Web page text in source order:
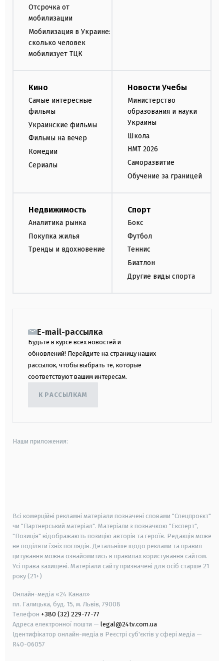
Отсрочка от
мобилизации
Мобилизация в Украине:
сколько человек
мобилизует ТЦК
Кино
Самые интересные
фильмы
Украинские фильмы
Фильмы на вечер
Комедии
Сериалы
Новости Учебы
Министерство
образования и науки
Украины
Школа
НМТ 2026
Саморазвитие
Обучение за границей
Недвижимость
Аналитика рынка
Покупка жилья
Тренды и вдохновение
Спорт
Бокс
Футбол
Теннис
Биатлон
Другие виды спорта
E-mail-рассылка
Будьте в курсе всех новостей и
обновлений! Перейдите на страницу наших
рассылок, чтобы выбрать те, которые
соответствуют вашим интересам.
К РАССЫЛКАМ
Наши приложения:
Всі комерційні рекламні матеріали позначені словами "Спецпроєкт"
чи "Партнерський матеріал". Матеріали з позначкою "Експерт",
"Позиція" відображають позицію авторів та героїв. Редакція може
не поділяти їхніх поглядів. Детальніше щодо реклами та правил
цитування можна ознайомитись в правилах користування сайтом.
Усі права захищені. Матеріали сайту призначені для осіб старше 21
року (21+)
Онлайн-медіа «24 Канал»
пл. Галицька, буд. 15, м. Львів, 79008
Телефон +380 (32) 229-77-77
Адреса електронної пошти — legal@24tv.com.ua
Ідентифікатор онлайн-медіа в Реєстрі суб'єктів у сфері медіа —
R40-06057